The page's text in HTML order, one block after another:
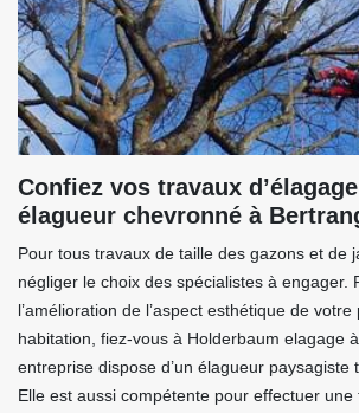
Confiez vos travaux
élagueur chevronné à
Pour tous travaux de taille des gazons et de
négliger le choix des spécialistes à engager.
l’amélioration de l’aspect esthétique de
habitation, fiez-vous à Holderbaum elagage
entreprise dispose d’un élagueur paysagiste
Elle est aussi compétente pour effectuer